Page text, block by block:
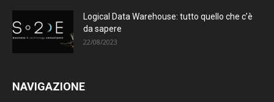
Logical Data Warehouse: tutto quello che c’è
da sapere
22/08/2023
NAVIGAZIONE